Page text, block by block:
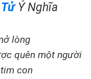
Ý Nghĩa
lòng
quên một người
con